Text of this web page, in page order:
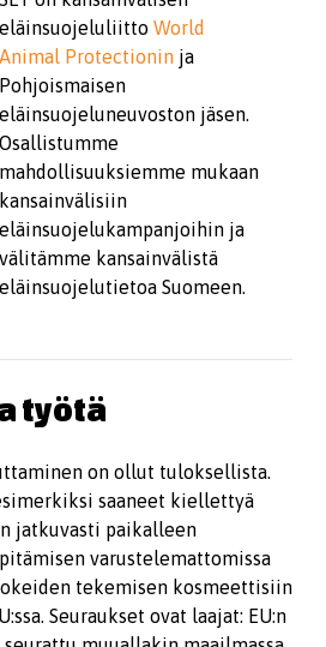
eläinsuojeluliitto World
Animal Protectioninja
Pohjoismaisen
eläinsuojeluneuvoston jäsen.
Osallistumme
mahdollisuuksiemme mukaan
kansainvälisiin
eläinsuojelukampanjoihin ja
välitämme kansainvälistä
eläinsuojelutietoa Suomeen.
työtä
on ollut tuloksellista.
saaneet kiellettyä
jatkuvasti paikalleen
varustelemattomissa
tekemisen kosmeettisiin
Seuraukset ovat laajat: EU:n